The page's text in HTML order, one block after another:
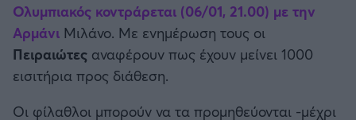
Κηφισιά
Αστέρας Τρίπολης
Παναιτωλικός
Ολυμπιακός κοντράρεται (06/01, 21.00) με την
Αρμάνι Μιλάνο. Με ενημέρωση τους οι
Πειραιώτες αναφέρουν πως έχουν μείνει 1000
εισιτήρια προς διάθεση.
Οι φίλαθλοι μπορούν να τα προμηθεύονται -μέχρι